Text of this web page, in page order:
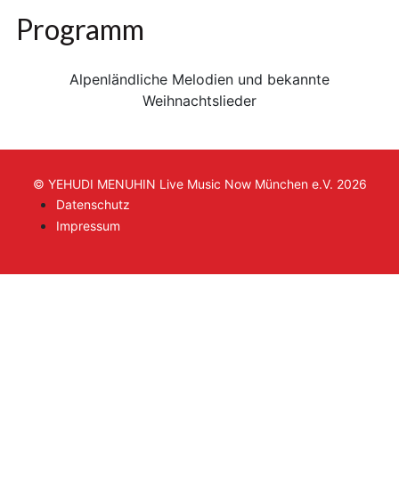
Programm
Alpenländliche Melodien und bekannte
Weihnachtslieder
© YEHUDI MENUHIN Live Music Now München e.V. 2026
Datenschutz
Impressum